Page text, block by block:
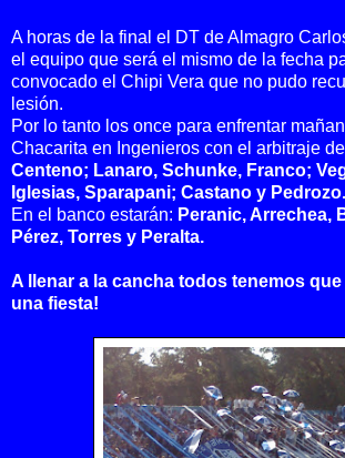
A horas de la final el DT de Almagro
el equipo que será el mismo de la fecha
convocado el Chipi Vera que no pudo
lesión.
Por lo tanto los once para enfrentar
Chacarita en Ingenieros con el arbitraje
Centeno; Lanaro, Schunke, Franco;
Iglesias, Sparapani; Castano y Pedrozo.
En el banco estarán: Peranic, Arrechea,
Pérez, Torres y Peralta.
A llenar a la cancha todos tenemos que
una fiesta!